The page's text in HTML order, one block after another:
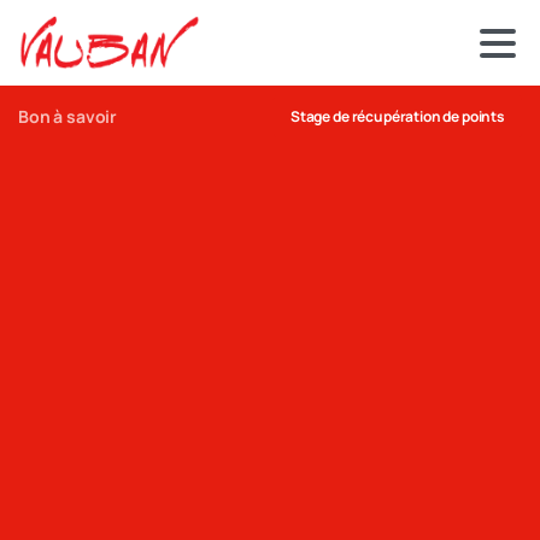
Bon à savoir Stage de récupération de points